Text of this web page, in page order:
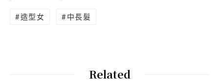
造型女 中長髮
Related